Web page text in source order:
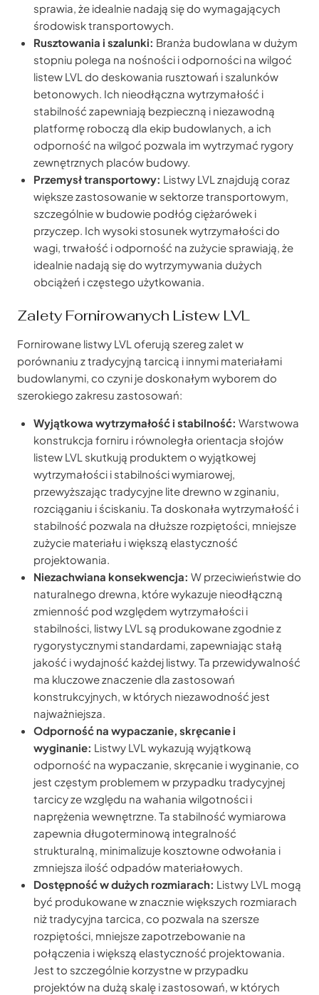
sprawia, że idealnie nadają się do wymagających
środowisk transportowych.
Rusztowania i szalunki: Branża budowlana w dużym
stopniu polega na nośności i odporności na wilgoć
listew LVL do deskowania rusztowań i szalunków
betonowych. Ich nieodłączna wytrzymałość i
stabilność zapewniają bezpieczną i niezawodną
platformę roboczą dla ekip budowlanych, a ich
odporność na wilgoć pozwala im wytrzymać rygory
zewnętrznych placów budowy.
Przemysł transportowy: Listwy LVL znajdują coraz
większe zastosowanie w sektorze transportowym,
szczególnie w budowie podłóg ciężarówek i
przyczep. Ich wysoki stosunek wytrzymałości do
wagi, trwałość i odporność na zużycie sprawiają, że
idealnie nadają się do wytrzymywania dużych
obciążeń i częstego użytkowania.
Zalety Fornirowanych Listew LVL
Fornirowane listwy LVL oferują szereg zalet w
porównaniu z tradycyjną tarcicą i innymi materiałami
budowlanymi, co czyni je doskonałym wyborem do
szerokiego zakresu zastosowań:
Wyjątkowa wytrzymałość i stabilność: Warstwowa
konstrukcja forniru i równoległa orientacja słojów
listew LVL skutkują produktem o wyjątkowej
wytrzymałości i stabilności wymiarowej,
przewyższając tradycyjne lite drewno w zginaniu,
rozciąganiu i ściskaniu. Ta doskonała wytrzymałość i
stabilność pozwala na dłuższe rozpiętości, mniejsze
zużycie materiału i większą elastyczność
projektowania.
Niezachwiana konsekwencja: W przeciwieństwie do
naturalnego drewna, które wykazuje nieodłączną
zmienność pod względem wytrzymałości i
stabilności, listwy LVL są produkowane zgodnie z
rygorystycznymi standardami, zapewniając stałą
jakość i wydajność każdej listwy. Ta przewidywalność
ma kluczowe znaczenie dla zastosowań
konstrukcyjnych, w których niezawodność jest
najważniejsza.
Odporność na wypaczanie, skręcanie i
wyginanie: Listwy LVL wykazują wyjątkową
odporność na wypaczanie, skręcanie i wyginanie, co
jest częstym problemem w przypadku tradycyjnej
tarcicy ze względu na wahania wilgotności i
naprężenia wewnętrzne. Ta stabilność wymiarowa
zapewnia długoterminową integralność
strukturalną, minimalizuje kosztowne odwołania i
zmniejsza ilość odpadów materiałowych.
Dostępność w dużych rozmiarach: Listwy LVL mogą
być produkowane w znacznie większych rozmiarach
niż tradycyjna tarcica, co pozwala na szersze
rozpiętości, mniejsze zapotrzebowanie na
połączenia i większą elastyczność projektowania.
Jest to szczególnie korzystne w przypadku
projektów na dużą skalę i zastosowań, w których